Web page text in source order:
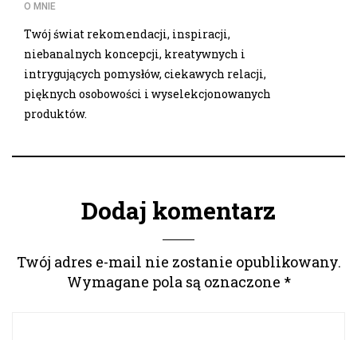
O MNIE
Twój świat rekomendacji, inspiracji,
niebanalnych koncepcji, kreatywnych i
intrygujących pomysłów, ciekawych relacji,
pięknych osobowości i wyselekcjonowanych
produktów.
Dodaj komentarz
Twój adres e-mail nie zostanie opublikowany.
Wymagane pola są oznaczone *